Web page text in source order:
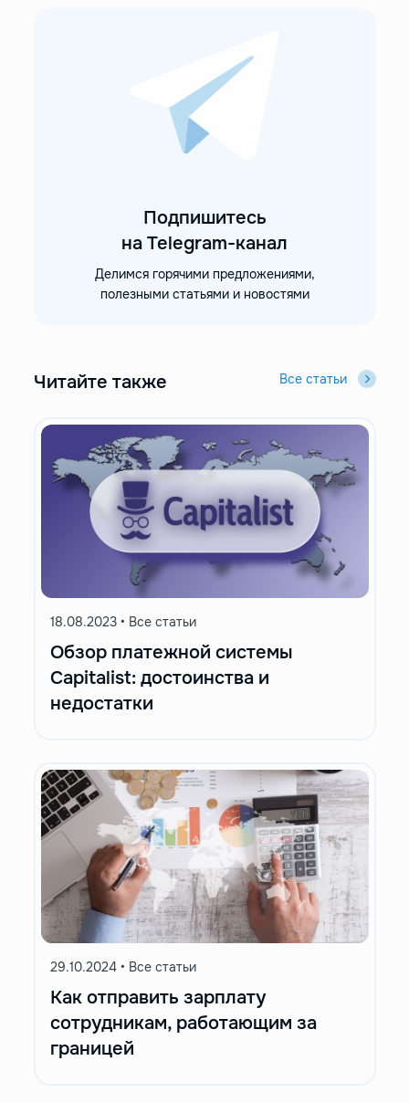
Подпишитесь
на Telegram-канал
Делимся горячими предложениями,
полезными статьями и новостями
Читайте также Все статьи
18.08.2023 • Все статьи
Обзор платежной системы
Capitalist: достоинства и
недостатки
29.10.2024 • Все статьи
Как отправить зарплату
сотрудникам, работающим за
границей